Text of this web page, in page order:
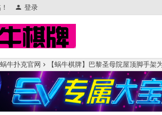
登录
蜗牛扑克官网 【蜗牛棋牌】巴黎圣母院屋顶脚手架